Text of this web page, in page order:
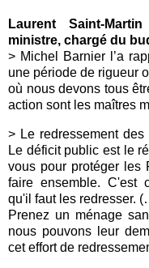
Laurent Saint-
ministre, chargé du
> Michel Barnier l’a
une période de rigueur
où nous devons tous
action sont les maîtres
> Le redressement
Le déficit public est le
vous pour protéger les
faire ensemble. C'est
qu'il faut les redresser.
Prenez un ménage
nous pouvons leur
cet effort de